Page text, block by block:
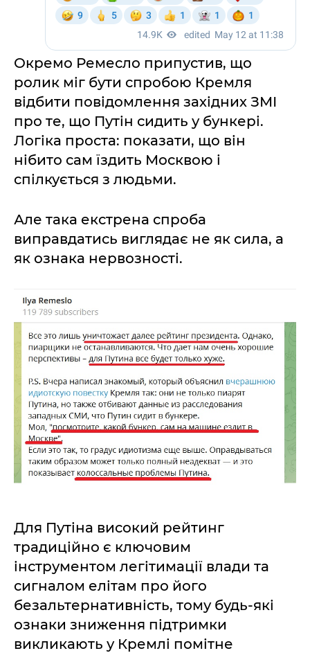
Окремо Ремесло припустив, що
ролик міг бути спробою Кремля
відбити повідомлення західних ЗМІ
про те, що Путін сидить у бункері.
Логіка проста: показати, що він
нібито сам їздить Москвою і
спілкується з людьми.
Але така екстрена спроба
виправдатись виглядає не як сила, а
як ознака нервозності.
Для Путіна високий рейтинг
традиційно є ключовим
інструментом легітимації влади та
сигналом елітам про його
безальтернативність, тому будь-які
ознаки зниження підтримки
викликають у Кремлі помітне